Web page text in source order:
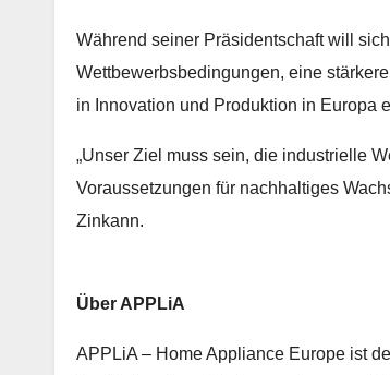
Während seiner Präsidentschaft will
Wettbewerbsbedingungen, eine
in Innovation und Produktion in Europa
„Unser Ziel muss sein, die industrielle
Voraussetzungen für nachhaltiges
Zinkann.
Über APPLiA
APPLiA – Home Appliance Europe ist